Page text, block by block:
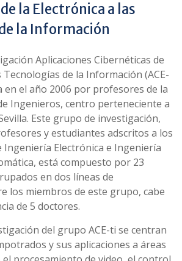
la Electrónica a las
la Información
Aplicaciones Cibernéticas de
Tecnologías de la Información (ACE-
en el año 2006 por profesores de la
Ingenieros, centro perteneciente a
Este grupo de investigación,
y estudiantes adscritos a los
Electrónica e Ingeniería
está compuesto por 23
en dos líneas de
los miembros de este grupo, cabe
de 5 doctores.
del grupo ACE-ti se centran
y sus aplicaciones a áreas